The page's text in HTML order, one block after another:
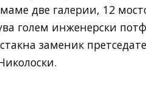
две галерии, 12
голем инженерски
заменик